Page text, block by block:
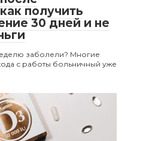
получить
30 дней и не
заболели? Многие
с работы больничный уже